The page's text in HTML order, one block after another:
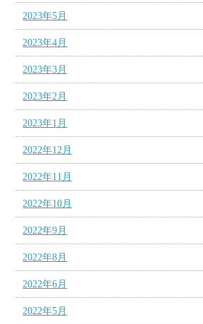
2023年5月
2023年4月
2023年3月
2023年2月
2023年1月
2022年12月
2022年11月
2022年10月
2022年9月
2022年8月
2022年6月
2022年5月